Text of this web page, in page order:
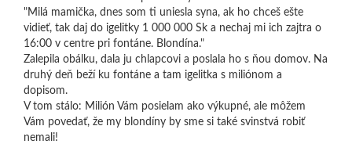
"Milá mamička, dnes som ti uniesla syna, ak ho chceš ešte
vidieť, tak daj do igelitky 1 000 000 Sk a nechaj mi ich zajtra o
16:00 v centre pri fontáne. Blondína."
Zalepila obálku, dala ju chlapcovi a poslala ho s ňou domov. Na
druhý deň beží ku fontáne a tam igelitka s miliónom a
dopisom.
V tom stálo: Milión Vám posielam ako výkupné, ale môžem
Vám povedať, že my blondíny by sme si také svinstvá robiť
nemali!